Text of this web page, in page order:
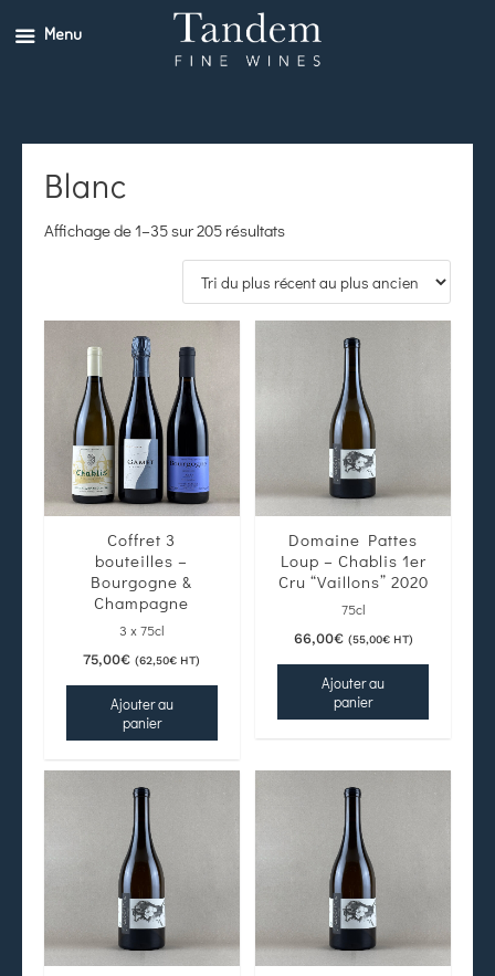
Blanc
Affichage de 1–35 sur 205 résultats
Coffret 3
bouteilles –
Bourgogne &
Champagne
3 x 75cl
75,00€ (62,50€ HT)
Ajouter au
panier
Domaine Pattes
Loup – Chablis 1er
Cru “Vaillons” 2020
75cl
66,00€ (55,00€HT)
Ajouter au
panier
Menu